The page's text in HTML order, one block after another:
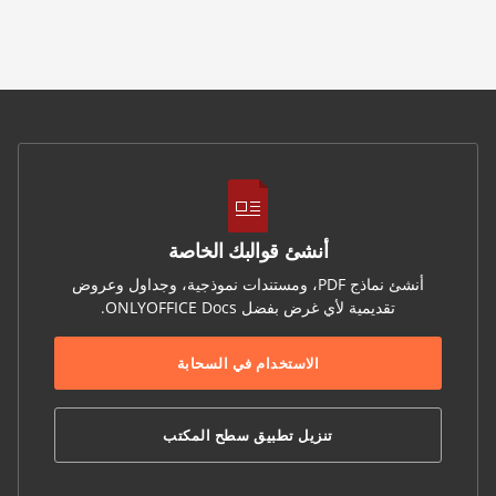
أنشئ قوالبك الخاصة
أنشئ نماذج PDF، ومستندات نموذجية، وجداول وعروض
تقديمية لأي غرض بفضل ONLYOFFICE Docs.
الاستخدام في السحابة
تنزيل تطبيق سطح المكتب